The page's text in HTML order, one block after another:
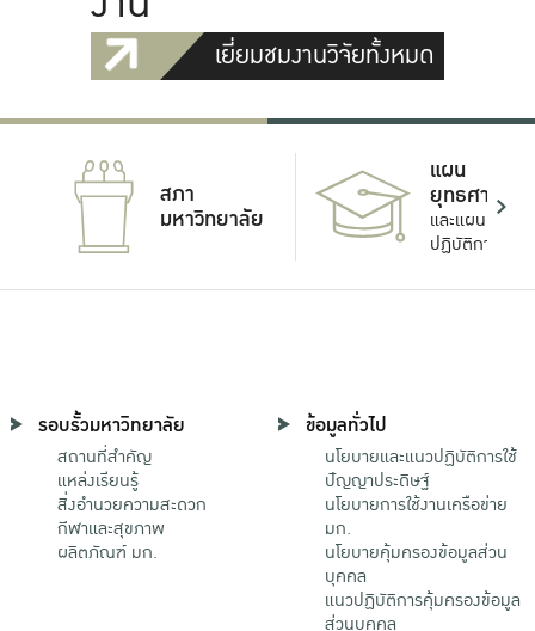
เยี่ยมชมงานวิจัยทั้งหมด
สภา
มหาวิทยาลัย
แผน
ยุทธศาสตร์
และแผน
ปฏิบัติการ
รอบรั้วมหาวิทยาลัย
สถานที่สำคัญ
แหล่งเรียนรู้
สิ่งอำนวยความสะดวก
กีฬาและสุขภาพ
ผลิตภัณฑ์ มก.
ข้อมูลทั่วไป
นโยบายและแนวปฏิบัติการใช้
ปัญญาประดิษฐ์
นโยบายการใช้งานเครือข่าย
มก.
นโยบายคุ้มครองข้อมูลส่วน
บุคคล
แนวปฏิบัติการคุ้มครองข้อมูล
ส่วนบุคคล